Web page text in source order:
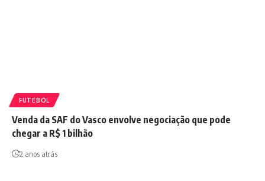
FUTEBOL
Venda da SAF do Vasco envolve negociação que pode
chegar a R$ 1 bilhão
2 anos atrás